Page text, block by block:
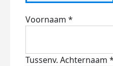
Voornaam *
Tussenv. Achternaam *